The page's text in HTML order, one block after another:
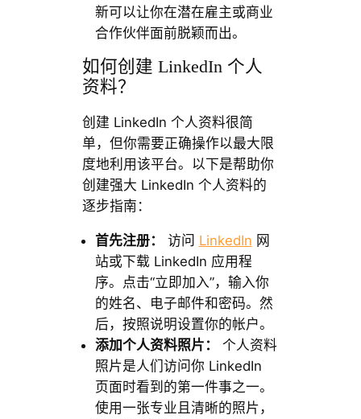
新可以让你在潜在雇主或商业
合作伙伴面前脱颖而出。
如何创建 LinkedIn 个人
资料？
创建 LinkedIn 个人资料很简
单，但你需要正确操作以最大限
度地利用该平台。以下是帮助你
创建强大 LinkedIn 个人资料的
逐步指南：
首先注册： 访问 LinkedIn 网
站或下载 LinkedIn 应用程
序。点击“立即加入”，输入你
的姓名、电子邮件和密码。然
后，按照说明设置你的帐户。
添加个人资料照片：
个人资料
照片是人们访问你 LinkedIn
页面时看到的第一件事之一。
使用一张专业且清晰的照片，